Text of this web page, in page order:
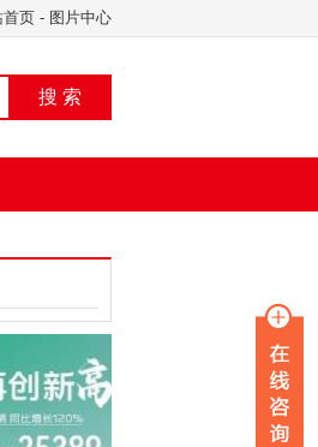
首页 - 图片中心
搜 索